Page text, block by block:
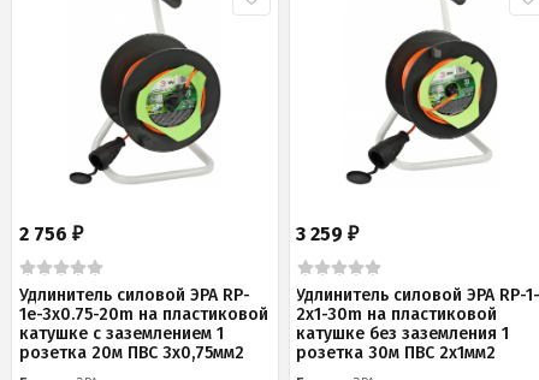
2 756 ₽
Удлинитель силовой ЭРА RP-
1e-3х0.75-20m на пластиковой
катушке c заземлением 1
розетка 20м ПВС 3х0,75мм2
3 259₽
Удлинитель силовой ЭРА RP-
2x1-30m на пластиковой
катушке без заземления 1
розетка 30м ПВС 2x1мм2